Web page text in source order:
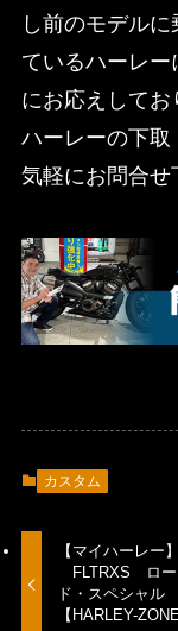
し前のモデル
ているハーレ
にお応えして
ハーレーの下取
気軽にお問合せ
カスタム
【マイハーレー
FLTRXS ロー
ド・スペシャル
【HARLEY-ZONE